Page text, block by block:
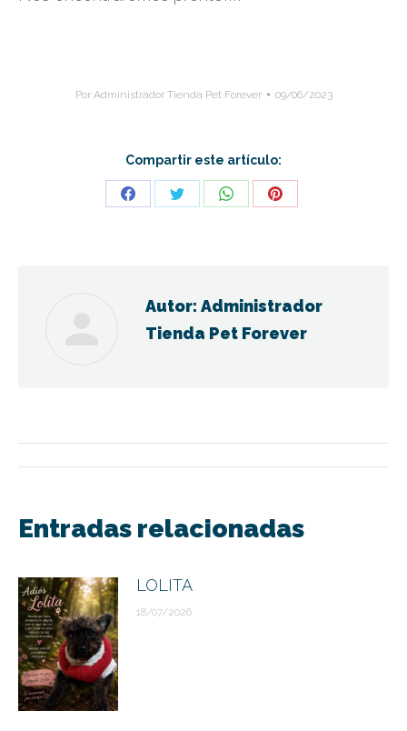
Por Administrador Tienda Pet Forever 09/06/2023
Compartir este artículo:
Share
Share
Share
Share
Autor: Administrador
Tienda Pet Forever
Navegación
entre
Entradas relacionadas
LOLITA
18/07/2026